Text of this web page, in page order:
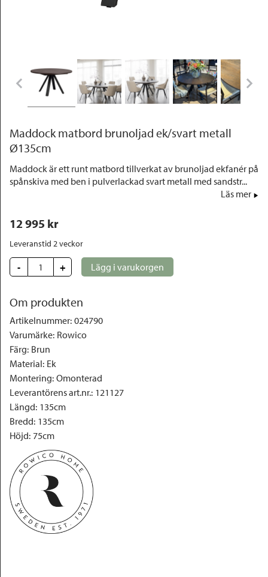
Maddock matbord brunoljad ek/svart metall
Ø135cm
Maddock är ett runt matbord tillverkat av brunoljad ekfanér på
spånskiva med ben i pulverlackad svart metall med sandstr...
Läs mer
12 995 kr
Leveranstid 2 veckor
- + Lägg i varukorgen
Om produkten
Artikelnummer: 024790
Varumärke: Rowico
Färg: Brun
Material: Ek
Montering: Omonterad
Leverantörens art.nr.: 121127
Längd: 135cm
Bredd: 135cm
Höjd: 75cm